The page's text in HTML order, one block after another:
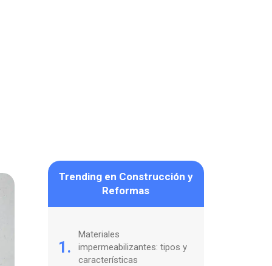
Trending en Construcción y
Reformas
1.
Materiales
impermeabilizantes: tipos y
características